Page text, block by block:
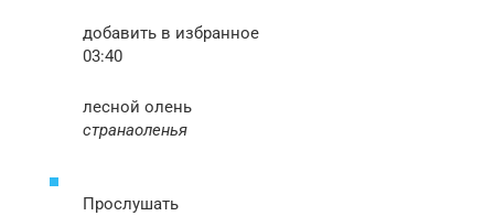
добавить в избранное
03:40
лесной олень
странаоленья
Прослушать